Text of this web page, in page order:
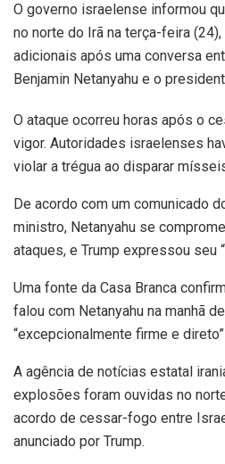
O governo israelense informou
no norte do Irã na terça-feira
adicionais após uma conversa
Benjamin Netanyahu e o
O ataque ocorreu horas após o
vigor. Autoridades israelenses
violar a trégua ao disparar
De acordo com um comunicado
ministro, Netanyahu se
ataques, e Trump expressou seu
Uma fonte da Casa Branca
falou com Netanyahu na manhã
“excepcionalmente firme e
A agência de notícias estatal
explosões foram ouvidas no
acordo de cessar-fogo entre
anunciado por Trump.